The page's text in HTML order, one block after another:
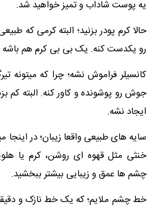
یه پوست شاداب و تمیز خواهید شد.
حالا کرم پودر بزنید؛ البته کرمی که
رو یکدست کنه. یک بی بی کرم هم باشه
کانسیلر فراموش نشه؛ چرا که میتونه
جوش رو پوشونده و کاور کنه. البته کم
ایجاد نشه.
سایه های طبیعی واقعا زیبان؛ در
خنثی مثل قهوه ای روشن، کرم یا
چشم ها عمق و زیبایی بیشتر ببخشید.
خط چشم ملایم؛ که یک خط نازک و